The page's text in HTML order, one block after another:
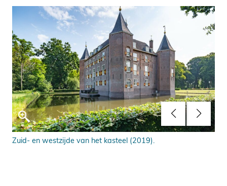
Zuid- en westzijde van het kasteel (2019).